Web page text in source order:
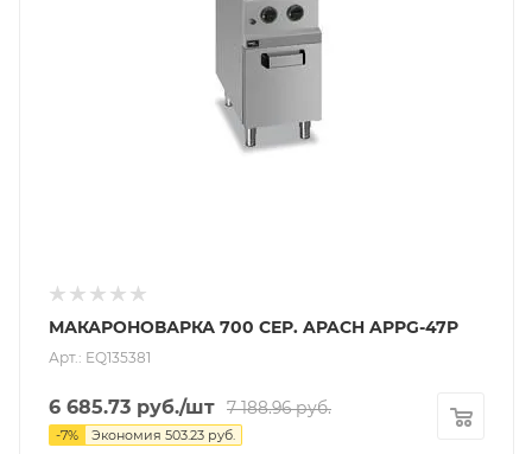
МАКАРОНОВАРКА 700 СЕР. APACH APPG-47P
Арт.: EQ135381
6 685.73 руб./шт 7 188.96руб.
-7% Экономия 503.23 руб.